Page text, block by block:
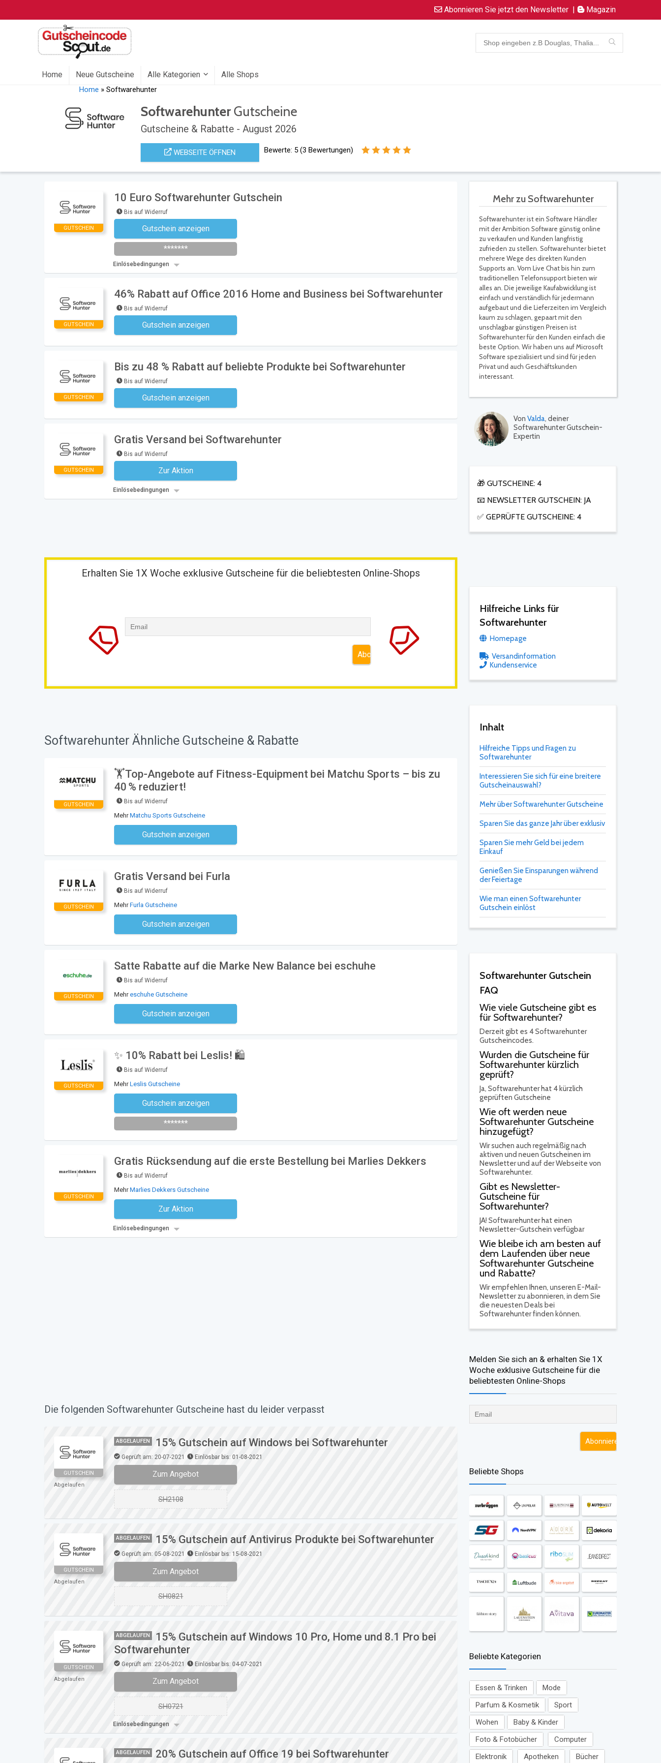
Abonnieren Sie jetzt den Newsletter | Magazin
Home Neue Gutscheine Alle Kategorien Alle Shops
Home »Softwarehunter
SoftwarehunterGutscheine
Gutscheine & Rabatte - August 2026
WEBSEITE ÖFFNEN Bewerte: 5 (3 Bewertungen)
Mehr zu Softwarehunter
Softwarehunter ist ein Software Händler
mit der Ambition Software günstig online
zu verkaufen und Kunden langfristig
zufrieden zu stellen. Softwarehunter bietet
mehrere Wege des direkten Kunden
Supports an. Vom Live Chat bis hin zum
traditionellen Telefonsupport bieten wir
alles an. Die jeweilige Kaufabwicklung ist
einfach und verständlich für jedermann
aufgebaut und die Lieferzeiten im Vergleich
kaum zu schlagen, gepaart mit den
unschlagbar günstigen Preisen ist
Softwarehunter für den Kunden einfach die
beste Option. Wir haben uns auf Microsoft
Software spezialisiert und sind für jeden
Privat und auch Geschäftskunden
interessant.
Von Valda, deiner
Softwarehunter Gutschein-
Expertin
🎁 GUTSCHEINE: 4
📧 NEWSLETTER GUTSCHEIN: JA
✅ GEPRÜFTE GUTSCHEINE: 4
Hilfreiche Links für
Softwarehunter
Homepage
Versandinformation
Kundenservice
Inhalt
Hilfreiche Tipps und Fragen zu
Softwarehunter
Interessieren Sie sich für eine breitere
Gutscheinauswahl?
Mehr über Softwarehunter Gutscheine
Sparen Sie das ganze Jahr über exklusiv
Sparen Sie mehr Geld bei jedem
Einkauf
Genießen Sie Einsparungen während
der Feiertage
Wie man einen Softwarehunter
Gutschein einlöst
Softwarehunter Gutschein
FAQ
Wie viele Gutscheine gibt es
für Softwarehunter?
Derzeit gibt es 4 Softwarehunter
Gutscheincodes.
Wurden die Gutscheine für
Softwarehunter kürzlich
geprüft?
Ja, Softwarehunter hat 4 kürzlich
geprüften Gutscheine
Wie oft werden neue
Softwarehunter Gutscheine
hinzugefügt?
Wir suchen auch regelmäßig nach
aktiven und neuen Gutscheinen im
Newsletter und auf der Webseite von
Softwarehunter.
Gibt es Newsletter-
Gutscheine für
Softwarehunter?
JA! Softwarehunter hat einen
Newsletter-Gutschein verfügbar
Wie bleibe ich am besten auf
dem Laufenden über neue
Softwarehunter Gutscheine
und Rabatte?
Wir empfehlen Ihnen, unseren E-Mail-
Newsletter zu abonnieren, in dem Sie
die neuesten Deals bei
Softwarehunter finden können.
Melden Sie sich an & erhalten Sie 1X
Woche exklusive Gutscheine für die
beliebtesten Online-Shops​
Beliebte Shops
Beliebte Kategorien
Essen & Trinken
Mode
Parfum & Kosmetik
Sport
Wohen
Baby & Kinder
Foto & Fotobücher
Computer
Elektronik
Apotheken Bücher
GUTSCHEIN
10 Euro Softwarehunter Gutschein
Bis auf Widerruf
Gutschein anzeigen
Newsletter des Shops abonnieren
*******
Einlösebedingungen
GUTSCHEIN
46% Rabatt auf Office 2016 Home and Business bei Softwarehunter
Bis auf Widerruf
Gutschein anzeigen
Kein Code notwendig
GUTSCHEIN
Bis zu 48 % Rabatt auf beliebte Produkte bei Softwarehunter
Bis auf Widerruf
Gutschein anzeigen
Kein Code notwendig
GUTSCHEIN
Gratis Versand bei Softwarehunter
Bis auf Widerruf
Zur AktionKein Code notwendig
Einlösebedingungen
Erhalten Sie 1X Woche exklusive Gutscheine für die beliebtesten Online-Shops
Softwarehunter Ähnliche Gutscheine & Rabatte
GUTSCHEIN
🏋️Top-Angebote auf Fitness-Equipment bei Matchu Sports – bis zu
40 % reduziert!
Bis auf Widerruf
MehrMatchu Sports Gutscheine
Gutschein anzeigen
Kein Code notwendig
GUTSCHEIN
Gratis Versand bei Furla
Bis auf Widerruf
MehrFurla Gutscheine
Gutschein anzeigen
Kein Code notwendig
GUTSCHEIN
Satte Rabatte auf die Marke New Balance bei eschuhe
Bis auf Widerruf
Mehreschuhe Gutscheine
Gutschein anzeigen
Kein Code notwendig
GUTSCHEIN
✨ 10% Rabatt bei Leslis! 🛍️
Bis auf Widerruf
MehrLeslis Gutscheine
Gutschein anzeigen
Newsletter des Shops abonnieren
*******
GUTSCHEIN
Gratis Rücksendung auf die erste Bestellung bei Marlies Dekkers
Bis auf Widerruf
MehrMarlies Dekkers Gutscheine
Zur AktionKein Code notwendig
Einlösebedingungen
Die folgenden Softwarehunter Gutscheine hast du leider verpasst
GUTSCHEIN
Abgelaufen
ABGELAUFEN 15% Gutschein auf Windows bei Softwarehunter
Geprüft am: 20-07-2021 Einlösbar bis: 01-08-2021
Zum Angebot
SH2108
GUTSCHEIN
Abgelaufen
ABGELAUFEN 15% Gutschein auf Antivirus Produkte bei Softwarehunter
Geprüft am: 05-08-2021 Einlösbar bis: 15-08-2021
Zum Angebot
SH0821
GUTSCHEIN
Abgelaufen
ABGELAUFEN
15% Gutschein auf Windows 10 Pro, Home und 8.1 Pro bei
Softwarehunter
Geprüft am: 22-06-2021 Einlösbar bis: 04-07-2021
Zum Angebot
SH0721
Einlösebedingungen
ABGELAUFEN 20% Gutschein auf Office 19 bei Softwarehunter